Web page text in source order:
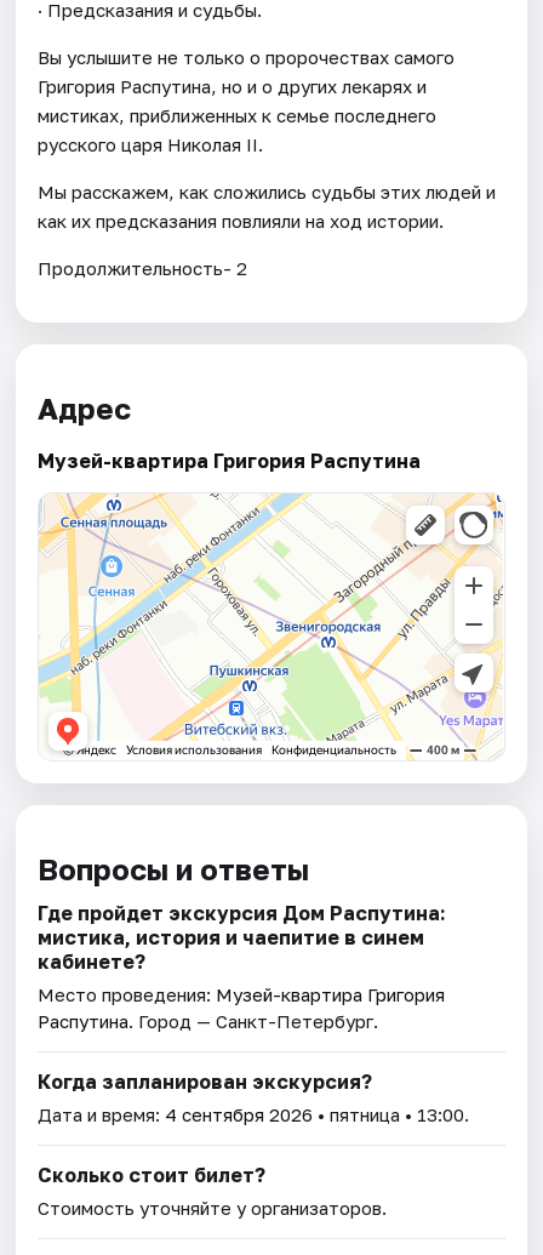
· Предсказания и судьбы.
Вы услышите не только о пророчествах самого
Григория Распутина, но и о других лекарях и
мистиках, приближенных к семье последнего
русского царя Николая II.
Мы расскажем, как сложились судьбы этих людей и
как их предсказания повлияли на ход истории.
Продолжительность- 2
Адрес
Музей-квартира Григория Распутина
Вопросы и ответы
Где пройдет экскурсия Дом Распутина:
мистика, история и чаепитие в синем
кабинете?
Место проведения: Музей-квартира Григория
Распутина. Город — Санкт-Петербург.
Когда запланирован экскурсия?
Дата и время: 4 сентября 2026 • пятница • 13:00.
Сколько стоит билет?
Стоимость уточняйте у организаторов.